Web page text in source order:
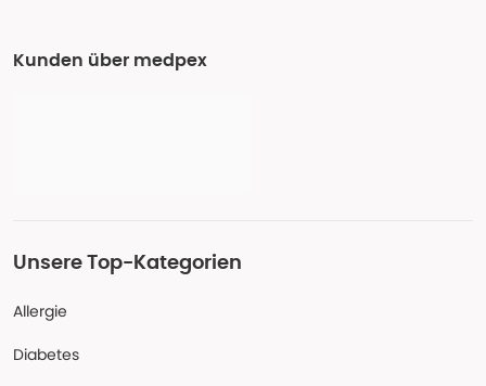
Kunden über medpex
Unsere Top-Kategorien
Allergie
Diabetes